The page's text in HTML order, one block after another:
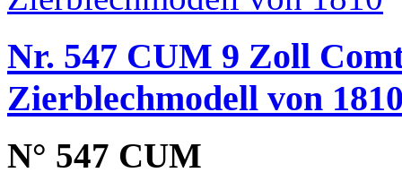
Nr. 547 CUM 9 Zoll
Zierblechmodell von
N° 547 CUM